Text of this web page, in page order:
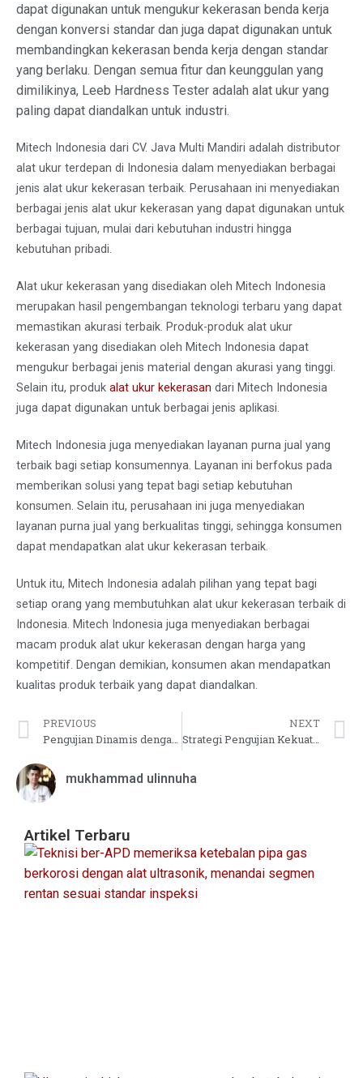
dapat digunakan untuk mengukur kekerasan benda kerja
dengan konversi standar dan juga dapat digunakan untuk
membandingkan kekerasan benda kerja dengan standar
yang berlaku. Dengan semua fitur dan keunggulan yang
dimilikinya, Leeb Hardness Tester adalah alat ukur yang
paling dapat diandalkan untuk industri.
Mitech Indonesia dari CV. Java Multi Mandiri adalah distributor
alat ukur terdepan di Indonesia dalam menyediakan berbagai
jenis alat ukur kekerasan terbaik. Perusahaan ini menyediakan
berbagai jenis alat ukur kekerasan yang dapat digunakan untuk
berbagai tujuan, mulai dari kebutuhan industri hingga
kebutuhan pribadi.
Alat ukur kekerasan yang disediakan oleh Mitech Indonesia
merupakan hasil pengembangan teknologi terbaru yang dapat
memastikan akurasi terbaik. Produk-produk alat ukur
kekerasan yang disediakan oleh Mitech Indonesia dapat
mengukur berbagai jenis material dengan akurasi yang tinggi.
Selain itu, produk alat ukur kekerasan dari Mitech Indonesia
juga dapat digunakan untuk berbagai jenis aplikasi.
Mitech Indonesia juga menyediakan layanan purna jual yang
terbaik bagi setiap konsumennya. Layanan ini berfokus pada
memberikan solusi yang tepat bagi setiap kebutuhan
konsumen. Selain itu, perusahaan ini juga menyediakan
layanan purna jual yang berkualitas tinggi, sehingga konsumen
dapat mendapatkan alat ukur kekerasan terbaik.
Untuk itu, Mitech Indonesia adalah pilihan yang tepat bagi
setiap orang yang membutuhkan alat ukur kekerasan terbaik di
Indonesia. Mitech Indonesia juga menyediakan berbagai
macam produk alat ukur kekerasan dengan harga yang
kompetitif. Dengan demikian, konsumen akan mendapatkan
kualitas produk terbaik yang dapat diandalkan.
PREVIOUS
Pengujian Dinamis dengan Mesin Getaran: Sifat Mekanik Material
NEXT
Strategi Pengujian Kekuatan Material Batuan Pertambangan
mukhammad ulinnuha
Artikel Terbaru